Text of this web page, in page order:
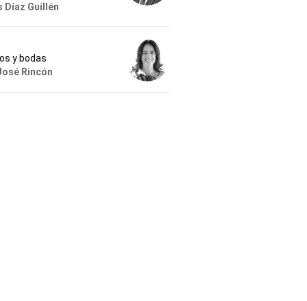
Díaz Guillén
y bodas
Rincón